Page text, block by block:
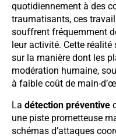
quotidiennement à des
traumatisants, ces
souffrent fréquemment
leur activité. Cette
sur la manière dont les
modération humaine,
à faible coût de main-
La détection préventive
une piste prometteuse
schémas d’attaques